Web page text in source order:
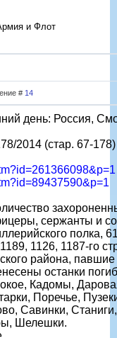
и Флот
# 14
день: Россия,
2014 (стар. 67-178)
сержанты и
полка,
1126, 1187-го
района,
останки
Кадомы,
Поречье,
Савинки,
Шелешки.